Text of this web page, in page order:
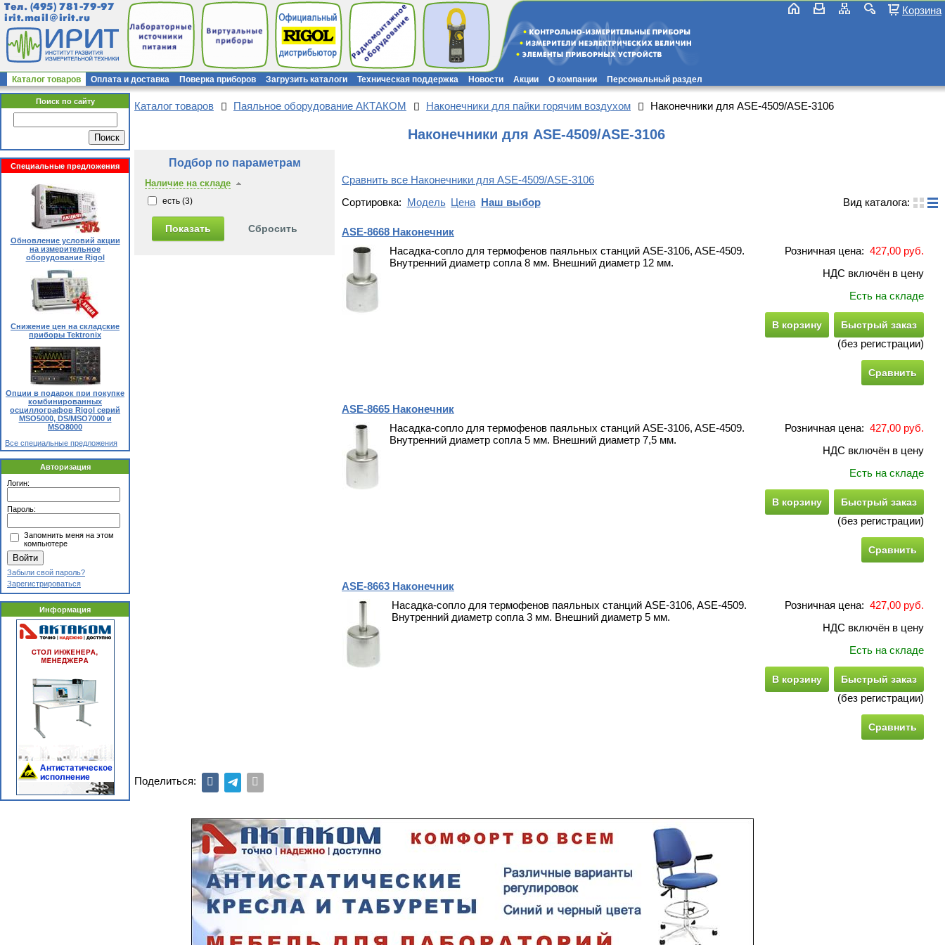
Тел. (495) 781-79-97
irit.mail@irit.ru
Корзина
Каталог товаров Оплата и доставка Поверка приборов Загрузить каталоги Техническая поддержка Новости Акции О компании Персональный раздел
Поиск по сайту
Специальные предложения
Обновление условий акции
на измерительное
оборудование Rigol
Снижение цен на складские
приборы Tektronix
Опции в подарок при покупке
комбинированных
осциллографов Rigol серий
MSO5000, DS/MSO7000 и
MSO8000
Все специальные предложения
Авторизация
Логин:
Пароль:
Запомнить меня на этом
компьютере
Забыли свой пароль?
Зарегистрироваться
Информация
Каталог товаров Паяльное оборудование АКТАКОМ Наконечники для пайки горячим воздухом Наконечники для ASE-4509/ASE-3106
Наконечники для ASE-4509/ASE-3106
Подбор по параметрам
Наличие на складе
есть (3)
Сравнить все Наконечники для ASE-4509/ASE-3106
Вид каталога:
Сортировка: Модель Цена Наш выбор
ASE-8668 Наконечник
Насадка-сопло для термофенов паяльных станций ASE-3106, ASE-4509.
Внутренний диаметр сопла 8 мм. Внешний диаметр 12 мм.
Розничная цена: 427,00 руб.
НДС включён в цену
Есть на складе
В корзину Быстрый заказ
(без регистрации)
Сравнить
ASE-8665 Наконечник
Насадка-сопло для термофенов паяльных станций ASE-3106, ASE-4509.
Внутренний диаметр сопла 5 мм. Внешний диаметр 7,5 мм.
Розничная цена: 427,00 руб.
НДС включён в цену
Есть на складе
В корзину Быстрый заказ
(без регистрации)
Сравнить
ASE-8663 Наконечник
Насадка-сопло для термофенов паяльных станций ASE-3106, ASE-4509.
Внутренний диаметр сопла 3 мм. Внешний диаметр 5 мм.
Розничная цена: 427,00 руб.
НДС включён в цену
Есть на складе
В корзину Быстрый заказ
(без регистрации)
Сравнить
Поделиться: